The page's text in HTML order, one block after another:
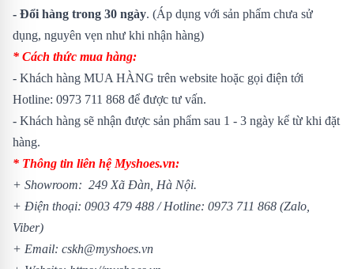
- Đổi hàng trong 30 ngày. (Áp dụng với sản phẩm chưa sử
dụng, nguyên vẹn như khi nhận hàng)
* Cách thức mua hàng:
- Khách hàng MUA HÀNG trên website hoặc gọi điện tới
Hotline: 0973 711 868 để được tư vấn.
- Khách hàng sẽ nhận được sản phẩm sau 1 - 3 ngày kể từ khi đặt
hàng.
* Thông tin liên hệ Myshoes.vn:
+ Showroom: 249 Xã Đàn, Hà Nội.
+ Điện thoại: 0903 479 488 / Hotline: 0973 711 868 (Zalo,
Viber)
+ Email: cskh@myshoes.vn